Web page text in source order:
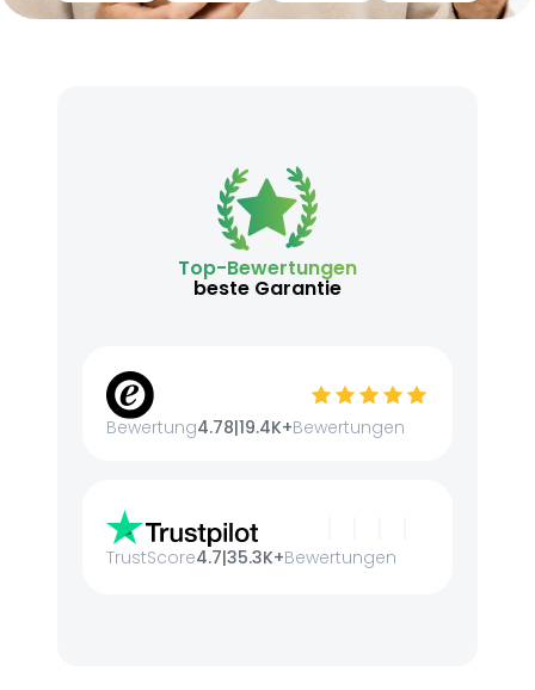
Top-Bewertungen
beste Garantie
Bewertung4.78|19.4K+Bewertungen
TrustScore4.7|35.3K+Bewertungen